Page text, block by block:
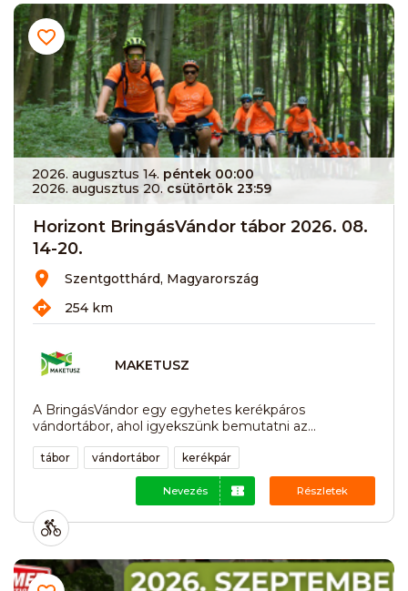
2026. augusztus 14. péntek 00:00
2026. augusztus 20. csütörtök 23:59
Horizont BringásVándor tábor 2026. 08.
14-20.
Szentgotthárd, Magyarország
254 km
MAKETUSZ
A BringásVándor egy egyhetes kerékpáros
vándortábor, ahol igyekszünk bemutatni az...
tábor vándortábor kerékpár
Nevezés Részletek